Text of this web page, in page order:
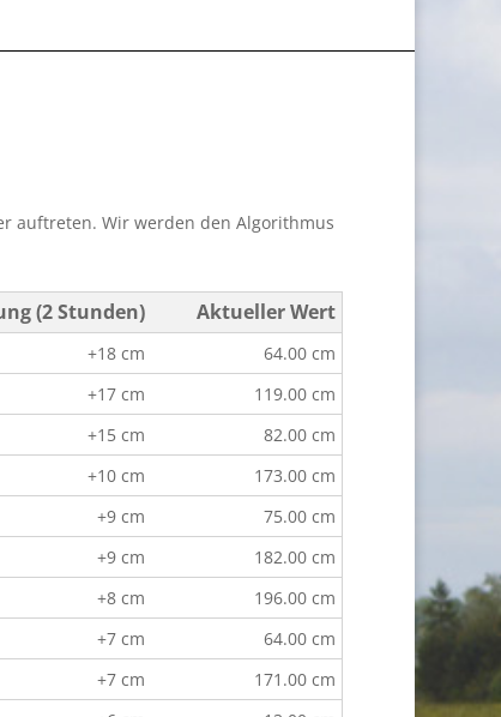
auftreten. Wir werden den Algorithmus
(2 Stunden) Aktueller Wert
+18 cm
64.00 cm
+17 cm
119.00 cm
+15 cm
82.00 cm
+10 cm
173.00 cm
+9 cm
75.00 cm
+9 cm
182.00 cm
+8 cm
196.00 cm
+7 cm
64.00 cm
+7 cm
171.00 cm